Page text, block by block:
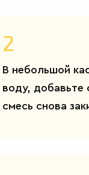
2
В небольшой
воду, добавьте
смесь снова